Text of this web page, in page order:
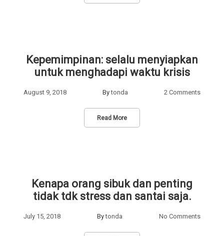
Kepemimpinan: selalu menyiapkan
untuk menghadapi waktu krisis
August 9, 2018 Bytonda 2 Comments
Read More
Kenapa orang sibuk dan penting
tidak tdk stress dan santai saja.
July 15, 2018 Bytonda No Comments